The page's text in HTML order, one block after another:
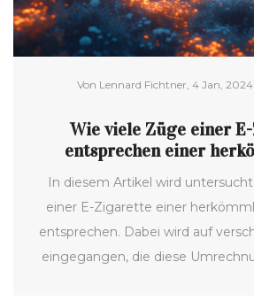
Von Lennard Fichtner, 4 Jan,
Wie viele Züge einer
entsprechen einer
Zigarette? Ein
In diesem Artikel wird
einer E-Zigarette einer
entsprechen. Dabei wird auf
eingegangen, die diese